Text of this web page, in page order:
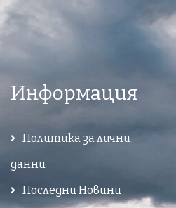
Информация
Политика за лични
данни
Последни Новини